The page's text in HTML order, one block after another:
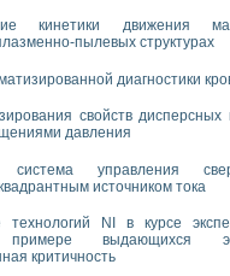
кинетики движения
пылевых структурах
диагностики
свойств дисперсных
давления
система управления
источником тока
технологий NI в курсе
выдающихся
критичность